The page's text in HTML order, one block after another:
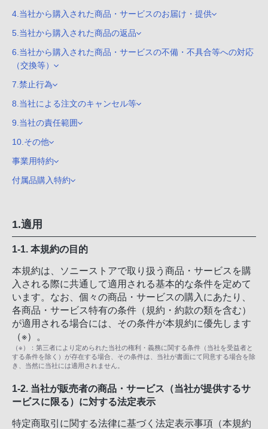
4.当社から購入された商品・サービスのお届け・提供
5.当社から購入された商品の返品
6.当社から購入された商品・サービスの不備・不具合等への対応
（交換等）
7.禁止行為
8.当社による注文のキャンセル等
9.当社の責任範囲
10.その他
事業用特約
付属品購入特約
1.適用
1-1. 本規約の目的
本規約は、ソニーストアで取り扱う商品・サービスを購
入される際に共通して適用される基本的な条件を定めて
います。なお、個々の商品・サービスの購入にあたり、
各商品・サービス特有の条件（規約・約款の類を含む）
が適用される場合には、その条件が本規約に優先します
（※）。
（※）：第三者により定められた当社の権利・義務に関する条件（当社を受益者と
する条件を除く）が存在する場合、その条件は、当社が書面にて同意する場合を除
き、当然に当社には適用されません。
1-2. 当社が販売者の商品・サービス（当社が提供するサ
ービスに限る）に対する法定表示
特定商取引に関する法律に基づく法定表示事項（本規約